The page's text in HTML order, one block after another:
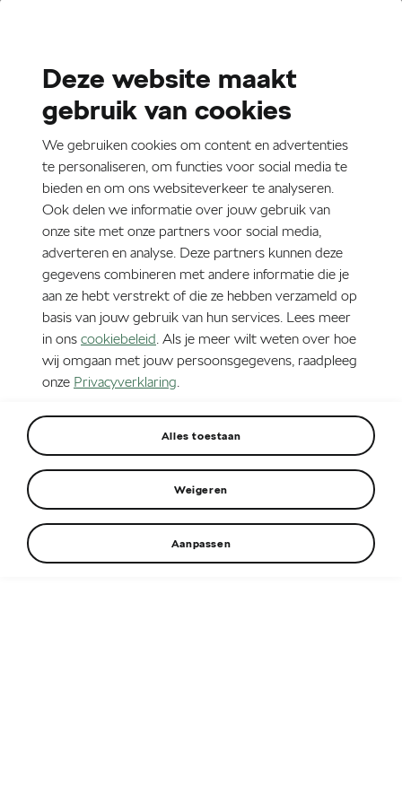
Service Scan
Op basis van je kenteken krijg je een overzicht
van services die van toepassing zijn op jouw
Škoda.
Kilometerstand (bij benadering)
Deze website maakt
gebruik van cookies
We gebruiken cookies om content en advertenties
te personaliseren, om functies voor social media te
bieden en om ons websiteverkeer te analyseren.
Ook delen we informatie over jouw gebruik van
onze site met onze partners voor social media,
adverteren en analyse. Deze partners kunnen deze
gegevens combineren met andere informatie die je
aan ze hebt verstrekt of die ze hebben verzameld op
basis van jouw gebruik van hun services. Lees meer
in ons cookiebeleid. Als je meer wilt weten over hoe
wij omgaan met jouw persoonsgegevens, raadpleeg
onze Privacyverklaring.
Alles toestaan
Weigeren
Aanpassen